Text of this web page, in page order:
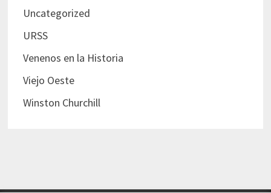
Uncategorized
URSS
Venenos en la Historia
Viejo Oeste
Winston Churchill